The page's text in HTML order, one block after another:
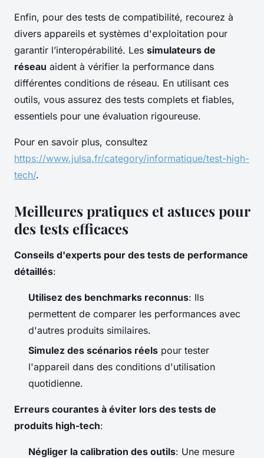
Enfin, pour des tests de compatibilité, recourez à
divers appareils et systèmes d'exploitation pour
garantir l’interopérabilité. Les simulateurs de
réseau aident à vérifier la performance dans
différentes conditions de réseau. En utilisant ces
outils, vous assurez des tests complets et fiables,
essentiels pour une évaluation rigoureuse.
Pour en savoir plus, consultez
https://www.julsa.fr/category/informatique/test-high-
tech/.
Meilleures pratiques et astuces pour
des tests efficaces
Conseils d'experts pour des tests de performance
détaillés:
Utilisez des benchmarks reconnus: Ils
permettent de comparer les performances avec
d'autres produits similaires.
Simulez des scénarios réels pour tester
l'appareil dans des conditions d'utilisation
quotidienne.
Erreurs courantes à éviter lors des tests de
produits high-tech:
Négliger la calibration des outils: Une mesure